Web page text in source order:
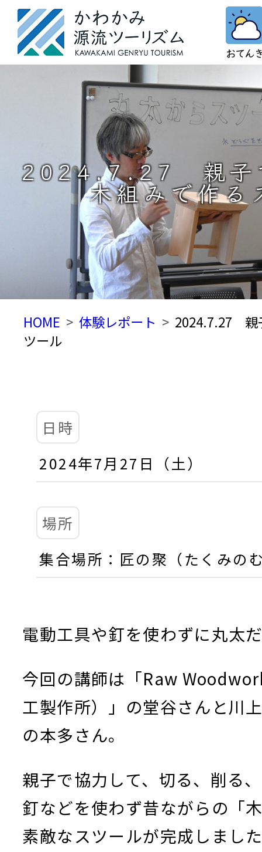
2024.7.27 親子
木組みで作る
HOME 体験レポート
2024.7.27 親
ツール
日時
2024年7月27日（土）
場所
集合場所：匠の聚（たくみの
電動工具や釘を使わずに丸太
今回の講師は「Raw
工製作所）」の堂谷さんと川
の本多さん。
親子で協力して、切る、削る
釘などを使わず昔ながらの「
素敵なスツールが完成しまし